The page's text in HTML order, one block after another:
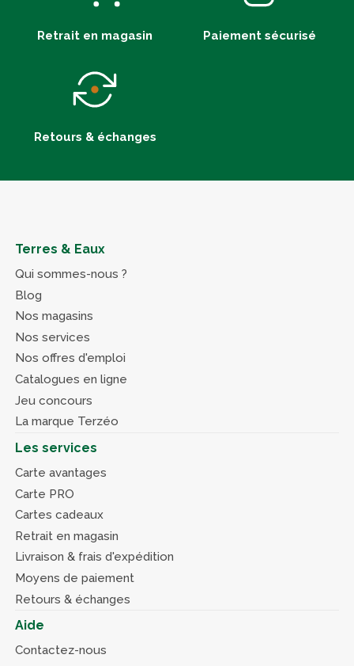
Retrait en magasin Paiement sécurisé
Retours & échanges
Terres & Eaux
Qui sommes-nous ?
Blog
Nos magasins
Nos services
Nos offres d'emploi
Catalogues en ligne
Jeu concours
La marque Terzéo
Les services
Carte avantages
Carte PRO
Cartes cadeaux
Retrait en magasin
Livraison & frais d'expédition
Moyens de paiement
Retours & échanges
Aide
Contactez-nous